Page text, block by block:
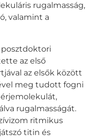
rugalmasság,
valamint a
az első
az elsők között
meg tudott fogni
rugalmasságát.
ritmikus
titin és